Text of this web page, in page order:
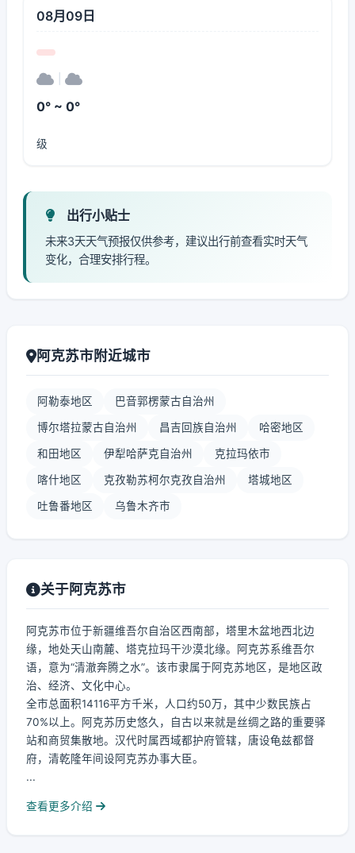
08月09日
0° ~ 0°
级
出行小贴士
未来3天天气预报仅供参考，建议出行前查看实时天气
变化，合理安排行程。
阿克苏市附近城市
阿勒泰地区 巴音郭楞蒙古自治州
博尔塔拉蒙古自治州 昌吉回族自治州 哈密地区
和田地区 伊犁哈萨克自治州 克拉玛依市
喀什地区 克孜勒苏柯尔克孜自治州 塔城地区
吐鲁番地区 乌鲁木齐市
关于阿克苏市
阿克苏市位于新疆维吾尔自治区西南部，塔里木盆地西北边
缘，地处天山南麓、塔克拉玛干沙漠北缘。阿克苏系维吾尔
语，意为“清澈奔腾之水”。该市隶属于阿克苏地区，是地区政
治、经济、文化中心。
全市总面积14116平方千米，人口约50万，其中少数民族占
70%以上。阿克苏历史悠久，自古以来就是丝绸之路的重要驿
站和商贸集散地。汉代时属西域都护府管辖，唐设龟兹都督
府，清乾隆年间设阿克苏办事大臣。
...
查看更多介绍